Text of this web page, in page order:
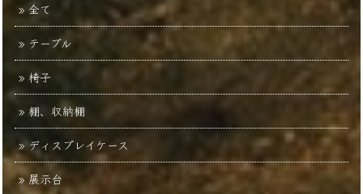
全て
テーブル
椅子
棚、収納棚
ディスプレイケース
展示台